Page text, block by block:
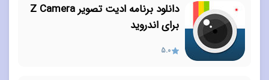
دانلود برنامه ادیت تصویر Z Camera
برای اندروید
5.0